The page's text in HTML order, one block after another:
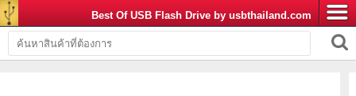
Best Of USB Flash Drive by usbthailand.com